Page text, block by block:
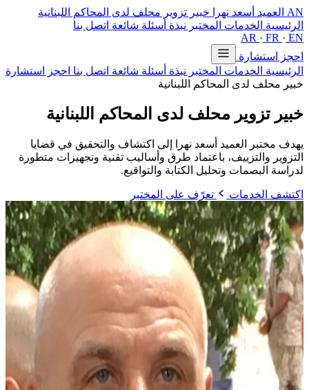
AN العميد أسعد نهرا خبير تزوير محلف لدى المحاكم اللبنانية
الرئيسية الخدمات المختبر نبذة أسئلة شائعة اتصل بنا
AR · FR · EN
احجز استشارة
الرئيسية الخدمات المختبر نبذة أسئلة شائعة اتصل بنا احجز استشارة
خبير محلف لدى المحاكم اللبنانية
خبير تزوير محلف لدى المحاكم اللبنانية
يهدف مختبر العميد أسعد نهرا إلى اكتشاف والتحقيق في قضايا
التزوير والتزييف، باعتماد طرق وأساليب تقنية وتجهيزات متطورة
لدراسة البصمات وتحليل الكتابة والتواقيع.
اكتشف الخدمات تعرّف على المختبر